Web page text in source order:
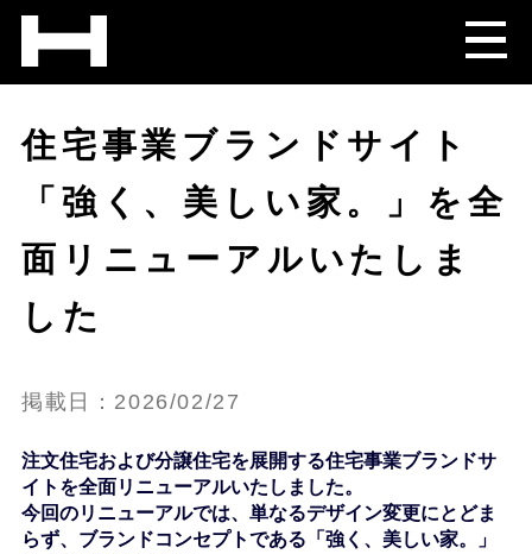
住宅事業ブランドサイト
「強く、美しい家。」を全
面リニューアルいたしま
した
掲載日：2026/02/27
注文住宅および分譲住宅を展開する住宅事業ブランドサ
イトを全面リニューアルいたしました。
今回のリニューアルでは、単なるデザイン変更にとどま
らず、ブランドコンセプトである 「強く、美しい家。」